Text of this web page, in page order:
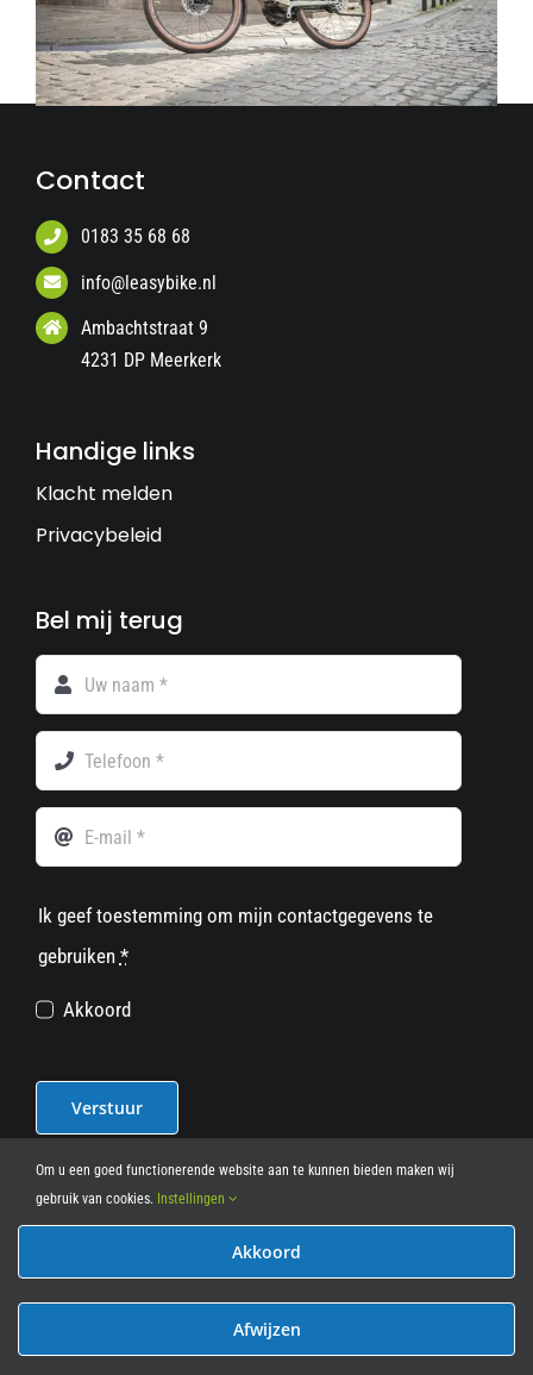
Contact
0183 35 68 68
info@leasybike.nl
Ambachtstraat 9
4231 DP Meerkerk
Handige links
Klacht melden
Privacybeleid
Bel mij terug
Ik geef toestemming om mijn contactgegevens te
gebruiken *
Akkoord
Verstuur
© 2012 - 2026• Leasy Bike • All Rights Reserved • powered
Om u een goed functionerende website aan te kunnen bieden maken wij
gebruik van cookies. Instellingen
Akkoord
Afwijzen